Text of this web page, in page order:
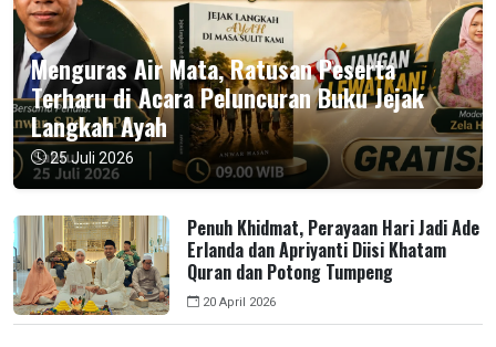
Menguras Air Mata, Ratusan Peserta
Terharu di Acara Peluncuran Buku Jejak
Langkah Ayah
25 Juli 2026
Penuh Khidmat, Perayaan Hari Jadi Ade
Erlanda dan Apriyanti Diisi Khatam
Quran dan Potong Tumpeng
20 April 2026